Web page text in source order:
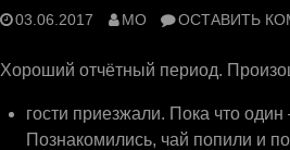
03.06.2017 MO ОСТАВИТЬ
Хороший отчётный период.
гости приезжали. Пока что
Познакомились, чай попили и